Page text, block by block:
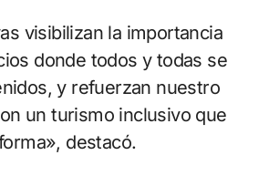
visibilizan la importancia
donde todos y todas se
y refuerzan nuestro
un turismo inclusivo que
destacó.